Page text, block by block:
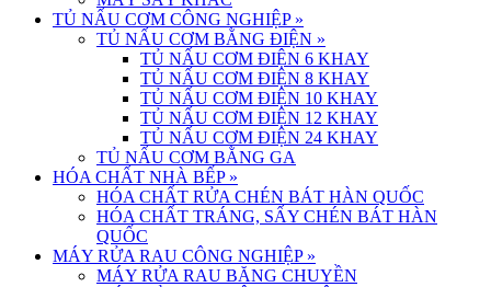
TỦ NẤU CƠM CÔNG NGHIỆP »
TỦ NẤU CƠM BẰNG ĐIỆN »
TỦ NẤU CƠM ĐIỆN 6 KHAY
TỦ NẤU CƠM ĐIỆN 8 KHAY
TỦ NẤU CƠM ĐIỆN 10 KHAY
TỦ NẤU CƠM ĐIỆN 12 KHAY
TỦ NẤU CƠM ĐIỆN 24 KHAY
TỦ NẤU CƠM BẰNG GA
HÓA CHẤT NHÀ BẾP »
HÓA CHẤT RỬA CHÉN BÁT HÀN QUỐC
HÓA CHẤT TRÁNG, SẤY CHÉN BÁT HÀN
QUỐC
MÁY RỬA RAU CÔNG NGHIỆP »
MÁY RỬA RAU BĂNG CHUYỀN